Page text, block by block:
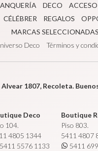
DECO
CÉLÉBRER REGALOS
MARCAS SELECCIONADAS
Deco
Términos y
Alvear 1807, Recoleta.
Deco
104.
4805 1344
5411 5576 1133
Boutique
Piso 803.
5411 4807
5411